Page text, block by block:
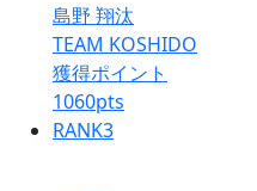
島野 翔汰
TEAM KOSHIDO
獲得ポイント
1060pts
RANK3